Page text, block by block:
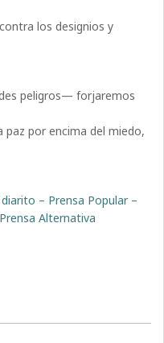
los designios y
peligros— forjaremos
paz por encima del miedo,
– Prensa Popular –
Alternativa